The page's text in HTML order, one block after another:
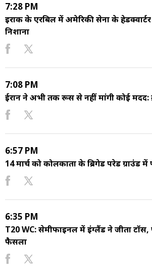
7:28 PM
इराक के एरबिल में अमेरिकी सेना के हेडक्वार्टर
निशाना
7:08 PM
ईरान ने अभी तक रूस से नहीं मांगी कोई मदद:
6:57 PM
14 मार्च को कोलकाता के ब्रिगेड परेड ग्राउंड में
6:35 PM
T20 WC: सेमीफाइनल में इंग्लैंड ने जीता
फैसला